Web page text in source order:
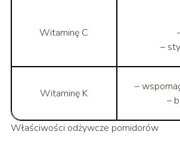
Witaminę C
–
Witaminę K
–
–
Właściwości odżywcze pomidorów